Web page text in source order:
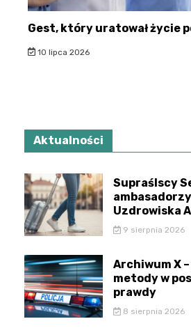
Gest, który uratował życie
10 lipca 2026
Aktualności
Supraślscy
Uzdrowiska
9 sierpnia 2026
Archiwum X
metody w
prawdy
8 sierpnia 2026